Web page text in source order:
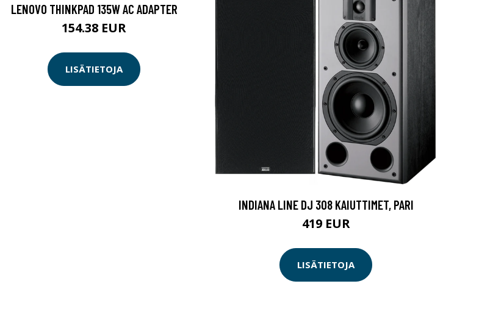
LENOVO THINKPAD 135W AC ADAPTER
154.38 EUR
LISÄTIETOJA
INDIANA LINE DJ 308 KAIUTTIMET, PARI
419 EUR
LISÄTIETOJA